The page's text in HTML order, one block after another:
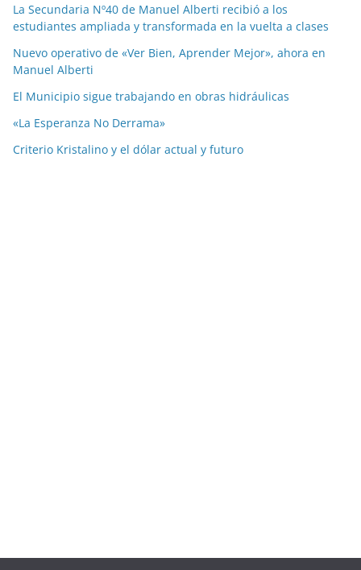
La Secundaria Nº40 de Manuel Alberti recibió a los
estudiantes ampliada y transformada en la vuelta a clases
Nuevo operativo de «Ver Bien, Aprender Mejor», ahora en
Manuel Alberti
El Municipio sigue trabajando en obras hidráulicas
«La Esperanza No Derrama»
Criterio Kristalino y el dólar actual y futuro